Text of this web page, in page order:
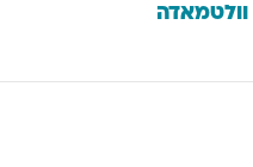
וולטמאדה